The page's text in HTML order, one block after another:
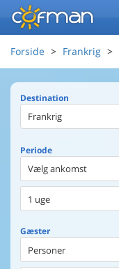
Forside Frankrig
Destination
Periode
Vælg ankomst
1 uge
Gæster
Personer